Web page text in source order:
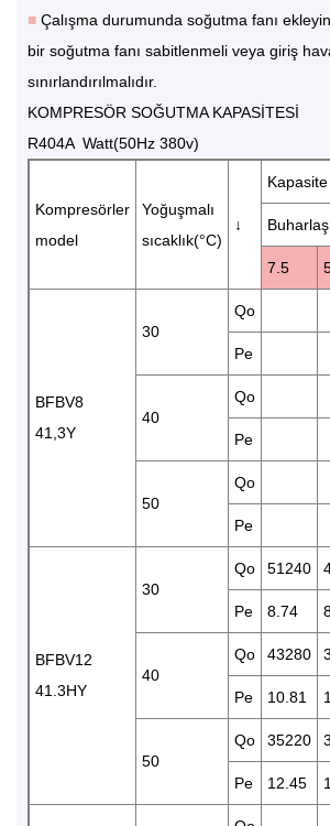
■ Çalışma durumunda soğutma fanı
bir soğutma fanı sabitlenmeli veya giriş
sınırlandırılmalıdır.
KOMPRESÖR SOĞUTMA KAPASİTESİ
R404A Watt(50Hz 380v)
Kompresörler
model
Yoğuşmalı
sıcaklık(°C)
↓
7.5
BFBV8
41,3Y
30
Qo
Pe
40
Qo
Pe
50
Qo
Pe
BFBV12
41.3HY
30
Qo 51240
Pe 8.74
40
Qo 43280
Pe 10.81
50
Qo 35220
Pe 12.45